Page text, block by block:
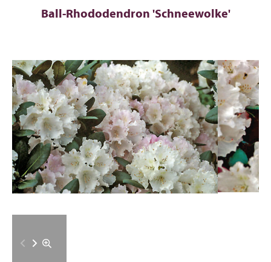
Ball-Rhododendron 'Schneewolke'